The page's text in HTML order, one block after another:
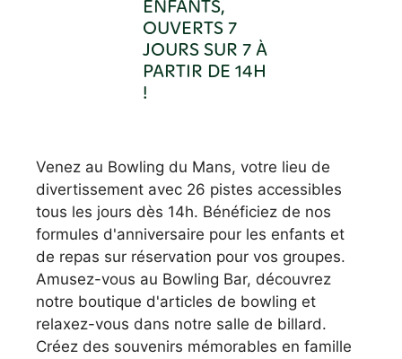
ENFANTS,
OUVERTS 7
JOURS SUR 7 À
PARTIR DE 14H
!
Venez au Bowling du Mans, votre lieu de
divertissement avec 26 pistes accessibles
tous les jours dès 14h. Bénéficiez de nos
formules d'anniversaire pour les enfants et
de repas sur réservation pour vos groupes.
Amusez-vous au Bowling Bar, découvrez
notre boutique d'articles de bowling et
relaxez-vous dans notre salle de billard.
Créez des souvenirs mémorables en famille